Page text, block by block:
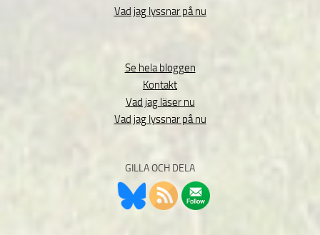
Vad jag lyssnar på nu
Se hela bloggen
Kontakt
Vad jag läser nu
Vad jag lyssnar på nu
GILLA OCH DELA